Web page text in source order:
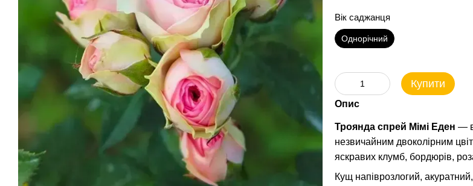
Вік саджанця
Однорічний
Купити
Опис
Троянда спрей Мімі Еден —
незвичайним двоколірним
яскравих клумб, бордюрів,
Кущ напіврозлогий,